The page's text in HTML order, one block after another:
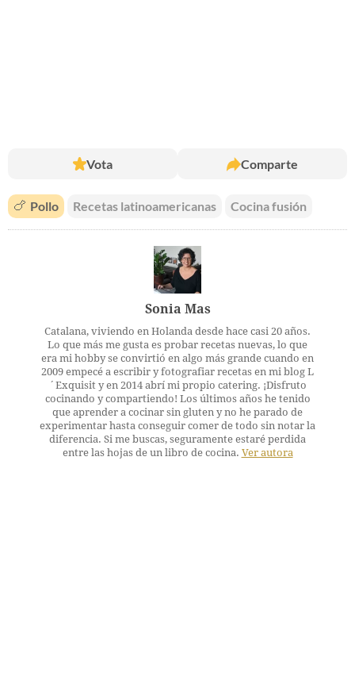
Vota Comparte
🍗 Pollo Recetas latinoamericanas Cocina fusión
Sonia Mas
Catalana, viviendo en Holanda desde hace casi 20 años.
Lo que más me gusta es probar recetas nuevas, lo que
era mi hobby se convirtió en algo más grande cuando en
2009 empecé a escribir y fotografiar recetas en mi blog L
´Exquisit y en 2014 abrí mi propio catering. ¡Disfruto
cocinando y compartiendo! Los últimos años he tenido
que aprender a cocinar sin gluten y no he parado de
experimentar hasta conseguir comer de todo sin notar la
diferencia. Si me buscas, seguramente estaré perdida
entre las hojas de un libro de cocina. Ver autora